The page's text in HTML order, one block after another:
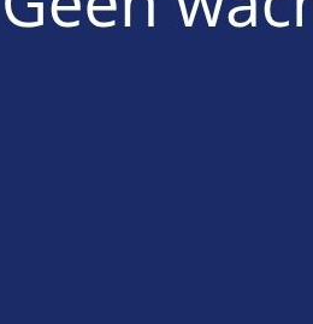
nous contacter par